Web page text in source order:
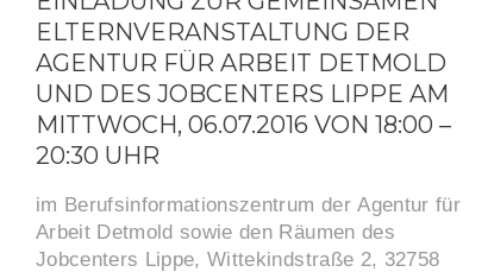
ELTERNVERANSTALTUNG DER
AGENTUR FÜR ARBEIT DETMOLD
UND DES JOBCENTERS LIPPE AM
MITTWOCH, 06.07.2016 VON 18:00 –
20:30 UHR
im Berufsinformationszentrum der Agentur für
Arbeit Detmold sowie den Räumen des
Jobcenters Lippe, Wittekindstraße 2, 32758